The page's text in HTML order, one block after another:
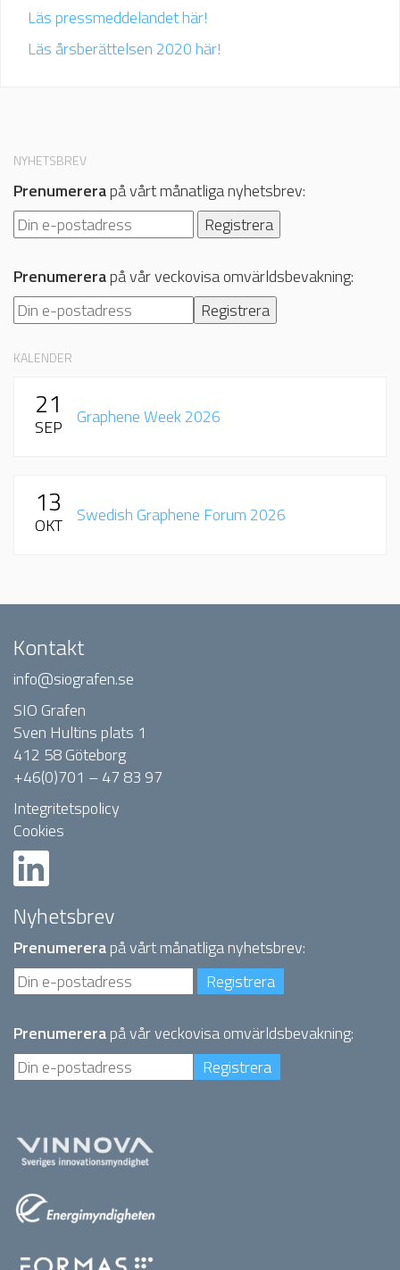
Läs pressmeddelandet här!
Läs årsberättelsen 2020 här!
NYHETSBREV
Prenumererapå vårt månatliga nyhetsbrev:
Prenumererapå vår veckovisa omvärldsbevakning:
KALENDER
21
SEP Graphene Week 2026
13
OKT Swedish Graphene Forum 2026
Kontakt
info@siografen.se
SIO Grafen
Sven Hultins plats 1
412 58 Göteborg
+46(0)701 – 47 83 97
Integritetspolicy
Cookies
Nyhetsbrev
Prenumererapå vårt månatliga nyhetsbrev:
Prenumererapå vår veckovisa omvärldsbevakning: